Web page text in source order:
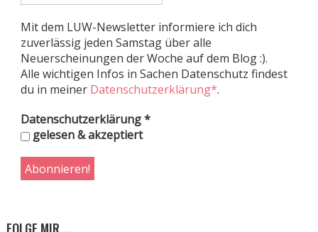
Mit dem LUW-Newsletter informiere ich dich
zuverlässig jeden Samstag über alle
Neuerscheinungen der Woche auf dem Blog :).
Alle wichtigen Infos in Sachen Datenschutz findest
du in meiner Datenschutzerklärung*.
Datenschutzerklärung*
gelesen & akzeptiert